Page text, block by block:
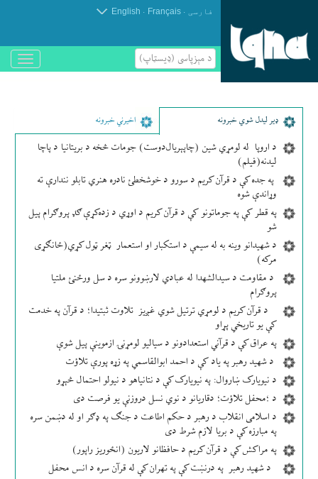
فارسی .
Français
.
English
د مېزپاسى (ډیسټاپ)
باز
و
ډير لیدل شوي خبرونه اخیرني خبرونه
د اروپا له لومړي شین (چاپېریال‌دوست) جومات څخه د بریتانیا د پاچا
لیدنه(فیلم)
په جده کې د قرآن کریم د سورو د خوشخطئ نادره هنري تابلو نندارې ته
وړاندې شوه
په قطر کې په جوماتونو کې د قرآن کریم د اوړي د زده‌کړې ګډ پروګرام پیل
شو
د شهیدانو وینه به له سیمې د استکبار او استعمار ټغر ټول کړي(ځانګړی
مرکه)
د مقاومت د سیدالشهدا له عبادي لارښوونو سره د سل ورځنئ ملتیا
پروګرام
د قرآن کریم د لومړي ترتیل شوي غږیز تلاوت ثبتیدا؛ د قرآن په خدمت
کې یو تاریخي پړاو
په عراق کې د قرآني استعدادونو د سیالیو لومړنۍ ازموینې پیل شوې
د شهید رهبر په یاد کې د احمد ابوالقاسمي په زړه پورې تلاؤت
د نیویارک ښاروال: په نیویارک کې د نتانیاهو د نیولو احتمال څېړو
د ؛محفل تلاؤت؛ دقاریانو د نوي نسل دروزنې یو فرصت دی
د اسلامی انقلاب د رهبر د حکم اطاعت د جنګ په ډګر او له دښمن سره
په مبارزه کې د بریا لازم شرط دی
په مراکش کې د قرآن کریم د حافظانو لاریون (انځوریز راپور)
د شهید رهبر په درنښت کې په تهران کې له قرآن سره د انس محفل